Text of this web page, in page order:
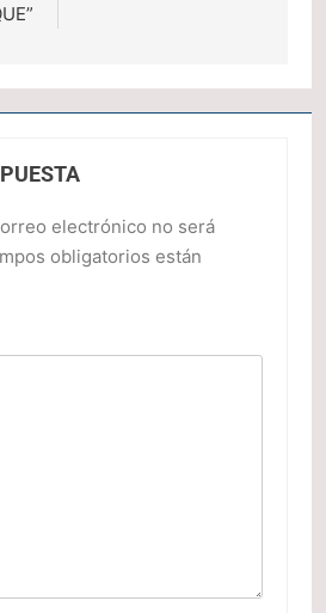
electrónico no será
obligatorios están